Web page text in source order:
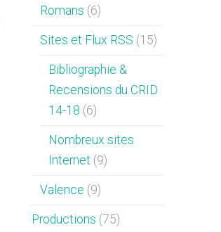
Romans (6)
Sites et Flux RSS (15)
Bibliographie &
Recensions du CRID
14-18 (6)
Nombreux sites
Internet (9)
Valence (9)
Productions (75)